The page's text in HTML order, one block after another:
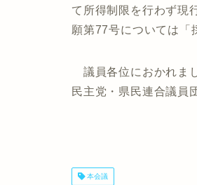
て所得制限を行わず現
願第77号については「
議員各位におかれま
民主党・県民連合議員
本会議